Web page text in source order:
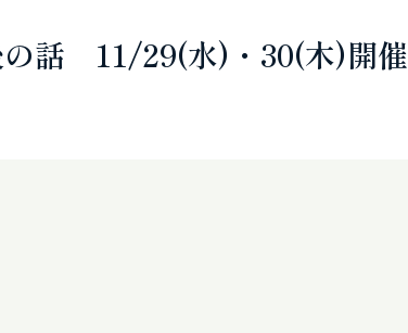
の話 11/29(水)・30(木)開催